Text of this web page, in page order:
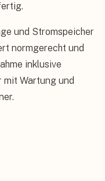
und Stromspeicher
normgerecht und
inklusive
mit Wartung und